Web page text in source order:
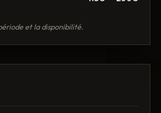
et la disponibilité.